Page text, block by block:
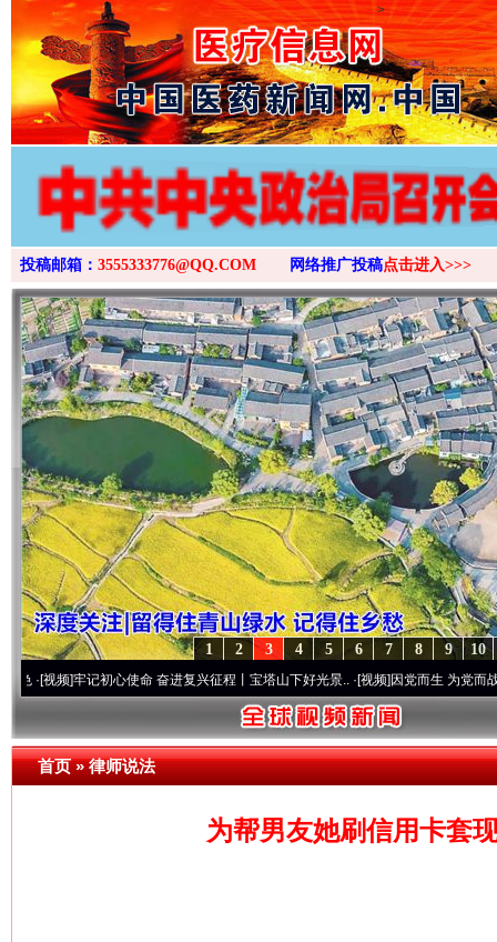
>
投稿邮箱： 3555333776@QQ.COM 网络推广投稿点击进入>>>
10
9
8
7
6
5
4
3
2
1
牢记初心使命 奋进复兴征程丨宝塔山下好光景..·[视频]因党而生 为党而战——百年“
首页»律师说法
为帮男友她刷信用卡套